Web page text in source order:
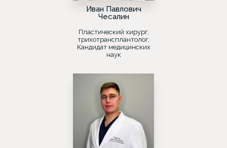
Иван Павлович
Чесалин
Пластический хирург,
трихотрансплантолог,
Кандидат медицинских
наук